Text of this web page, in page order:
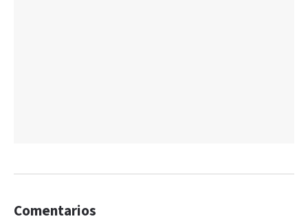
Comentarios